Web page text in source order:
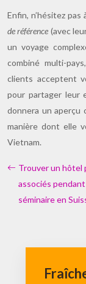
Enfin, n’hésitez pas
de référence (avec
un voyage
combiné multi-
clients acceptent
pour partager leur
donnera un aperçu
manière dont elle
Vietnam.
Trouver un hôtel
associés
séminaire en